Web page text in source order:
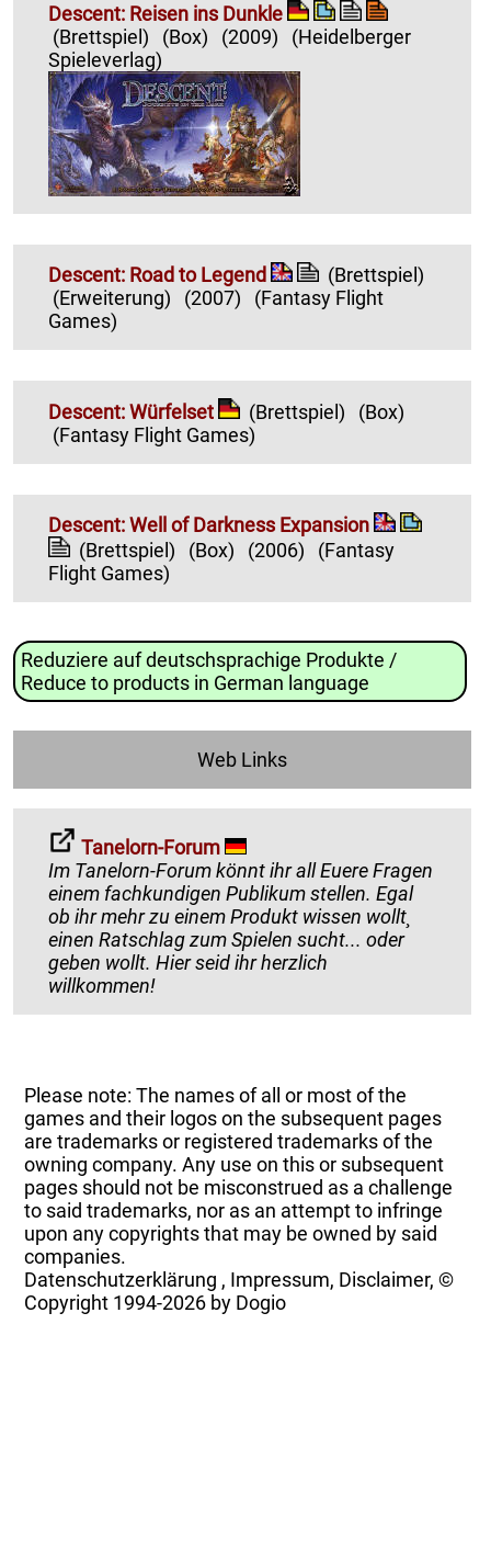
Descent: Reisen ins Dunkle
(Brettspiel)
(Box) (2009)
(Heidelberger
Spieleverlag)
Descent: Road to Legend
(Brettspiel)
(Erweiterung)
(2007)
(Fantasy Flight
Games)
Descent: Würfelset (Brettspiel)
(Box)
(Fantasy Flight Games)
Descent: Well of Darkness Expansion
(Brettspiel)
(Box) (2006)
(Fantasy
Flight Games)
Reduziere auf deutschsprachige Produkte /
Reduce to products in German language
Web Links
Tanelorn-Forum
Im Tanelorn-Forum könnt ihr all Euere Fragen
einem fachkundigen Publikum stellen. Egal
ob ihr mehr zu einem Produkt wissen wollt¸
einen Ratschlag zum Spielen sucht... oder
geben wollt. Hier seid ihr herzlich
willkommen!
Please note: The names of all or most of the
games and their logos on the subsequent pages
are trademarks or registered trademarks of the
owning company. Any use on this or subsequent
pages should not be misconstrued as a challenge
to said trademarks, nor as an attempt to infringe
upon any copyrights that may be owned by said
companies.
Datenschutzerklärung , Impressum, Disclaimer, ©
Copyright 1994-2026 by Dogio